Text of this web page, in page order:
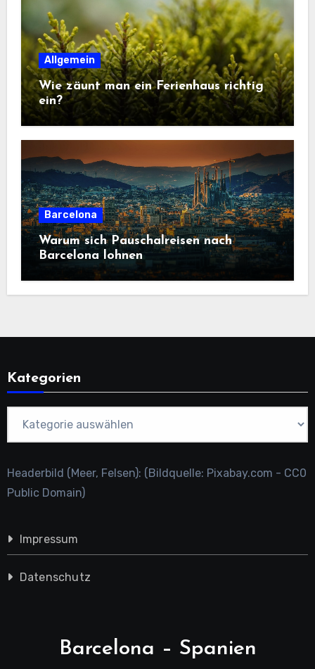
Allgemein
Wie zäunt man ein Ferienhaus richtig
ein?
Barcelona
Warum sich Pauschalreisen nach
Barcelona lohnen
Kategorien
Headerbild (Meer, Felsen): (Bildquelle: Pixabay.com - CC0
Public Domain)
Impressum
Datenschutz
Barcelona – Spanien